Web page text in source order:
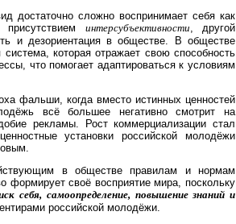
достаточно сложно воспринимает себя как
интерсубъективности , другой
и дезориентация в обществе. В обществе
которая отражает свою способность
что помогает адаптироваться к условиям
фальши, когда вместо истинных ценностей
всё большее негативно смотрит на
рекламы. Рост коммерциализации стал
установки российской молодёжи
в обществе правилам и нормам
формирует своё восприятие мира, поскольку
себя, самоопределение, повышение знаний и
российской молодёжи.